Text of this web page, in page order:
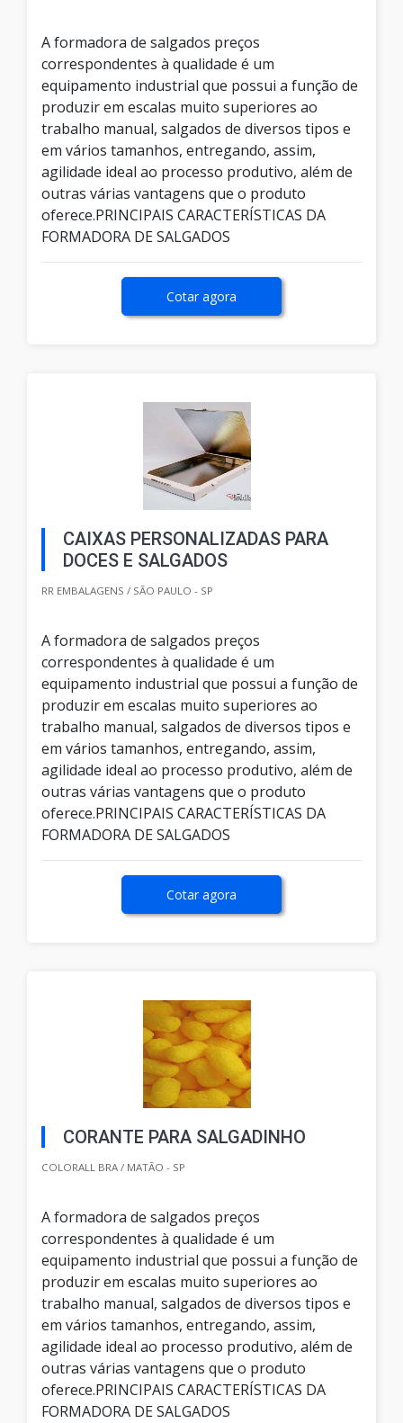
A formadora de salgados preços
correspondentes à qualidade é um
equipamento industrial que possui a função de
produzir em escalas muito superiores ao
trabalho manual, salgados de diversos tipos e
em vários tamanhos, entregando, assim,
agilidade ideal ao processo produtivo, além de
outras várias vantagens que o produto
oferece.PRINCIPAIS CARACTERÍSTICAS DA
FORMADORA DE SALGADOS
Cotar agora
CAIXAS PERSONALIZADAS PARA
DOCES E SALGADOS
RR EMBALAGENS / SÃO PAULO - SP
A formadora de salgados preços
correspondentes à qualidade é um
equipamento industrial que possui a função de
produzir em escalas muito superiores ao
trabalho manual, salgados de diversos tipos e
em vários tamanhos, entregando, assim,
agilidade ideal ao processo produtivo, além de
outras várias vantagens que o produto
oferece.PRINCIPAIS CARACTERÍSTICAS DA
FORMADORA DE SALGADOS
Cotar agora
CORANTE PARA SALGADINHO
COLORALL BRA / MATÃO - SP
A formadora de salgados preços
correspondentes à qualidade é um
equipamento industrial que possui a função de
produzir em escalas muito superiores ao
trabalho manual, salgados de diversos tipos e
em vários tamanhos, entregando, assim,
agilidade ideal ao processo produtivo, além de
outras várias vantagens que o produto
oferece.PRINCIPAIS CARACTERÍSTICAS DA
FORMADORA DE SALGADOS